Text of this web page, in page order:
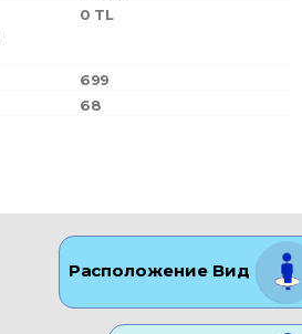
0 TL
699
68
Расположение Вид